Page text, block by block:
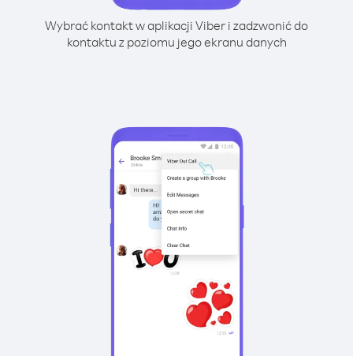
Wybrać kontakt w aplikacji Viber i zadzwonić do
kontaktu z poziomu jego ekranu danych